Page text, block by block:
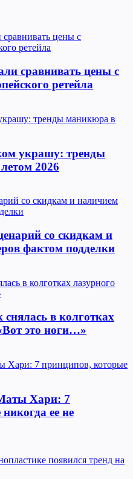
сравнивать цены с
ретейла
украшу: тренды
2026
со скидкам и
фактом подделки
в колготках
это ноги…»
Хари: 7
ее не